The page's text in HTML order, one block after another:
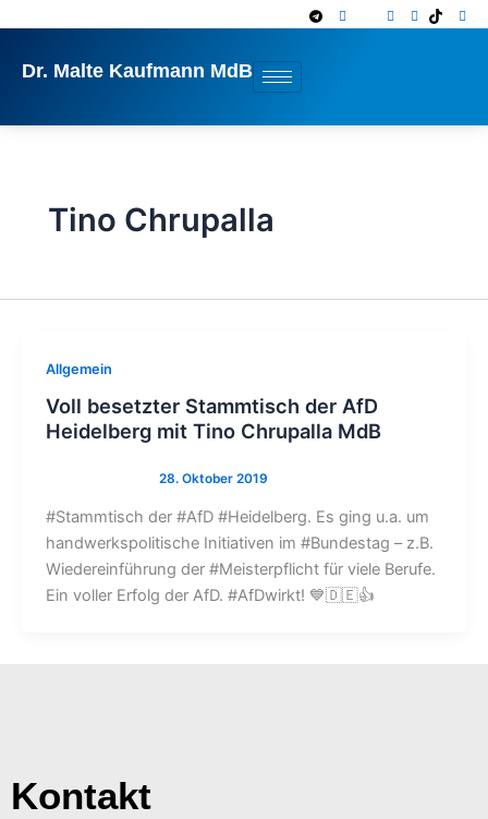
springen
Dr. Malte Kaufmann MdB
Tino Chrupalla
Allgemein
Voll besetzter Stammtisch der AfD
Heidelberg mit Tino Chrupalla MdB
#Stammtisch der #AfD #Heidelberg. Es ging u.a. um
handwerkspolitische Initiativen im #Bundestag – z.B.
Wiedereinführung der #Meisterpflicht für viele Berufe.
Ein voller Erfolg der AfD. #AfDwirkt! 💙🇩🇪👍
Kontakt